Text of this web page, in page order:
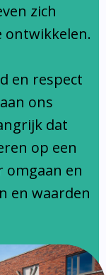
zich
ontwikkelen.
en respect
ons
dat
op een
omgaan en
en waarden